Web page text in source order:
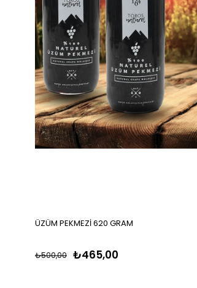
ÜZÜM PEKMEZİ 620 GRAM
₺465,00
₺500,00